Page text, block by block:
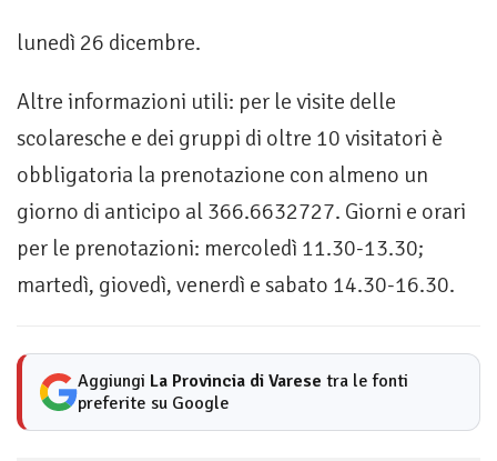
lunedì 26 dicembre.
Altre informazioni utili: per le visite delle
scolaresche e dei gruppi di oltre 10 visitatori è
obbligatoria la prenotazione con almeno un
giorno di anticipo al 366.6632727. Giorni e orari
per le prenotazioni: mercoledì 11.30-13.30;
martedì, giovedì, venerdì e sabato 14.30-16.30.
Aggiungi La Provincia di Varese tra le fonti
preferite su Google